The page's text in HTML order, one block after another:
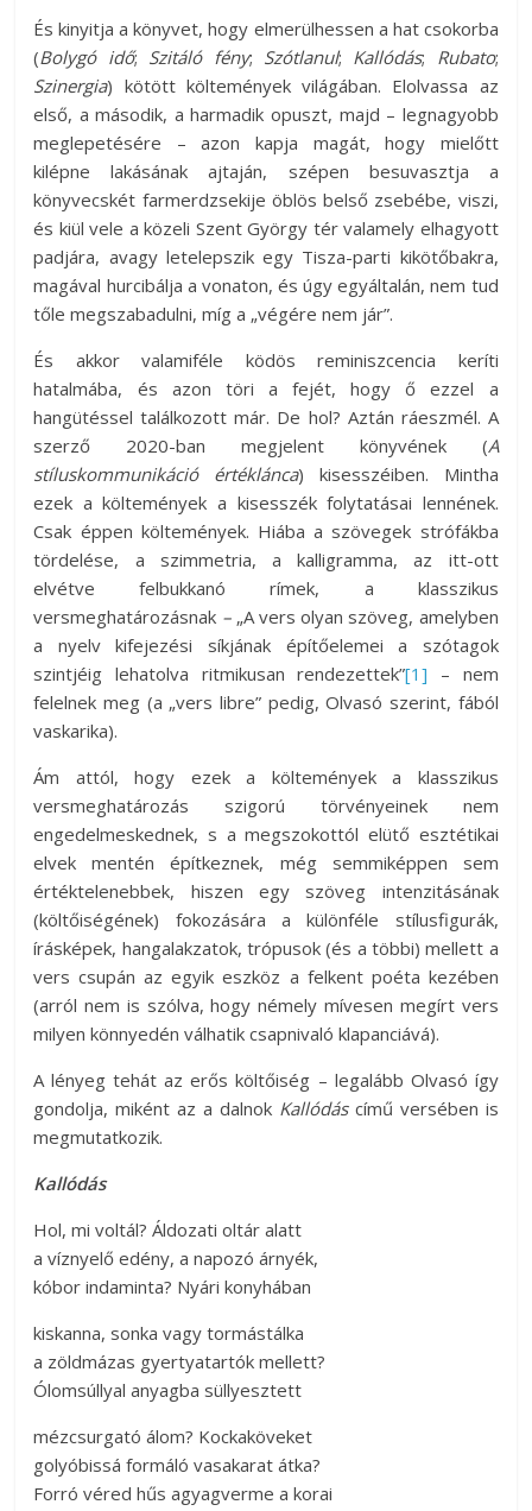
És kinyitja a könyvet, hogy elmerülhessen a hat csokorba
(Bolygó idő; Szitáló fény; Szótlanul; Kallódás; Rubato;
Szinergia) kötött költemények világában. Elolvassa az
első, a második, a harmadik opuszt, majd – legnagyobb
meglepetésére – azon kapja magát, hogy mielőtt
kilépne lakásának ajtaján, szépen besuvasztja a
könyvecskét farmerdzsekije öblös belső zsebébe, viszi,
és kiül vele a közeli Szent György tér valamely elhagyott
padjára, avagy letelepszik egy Tisza-parti kikötőbakra,
magával hurcibálja a vonaton, és úgy egyáltalán, nem tud
tőle megszabadulni, míg a „végére nem jár”.
És akkor valamiféle ködös reminiszcencia keríti
hatalmába, és azon töri a fejét, hogy ő ezzel a
hangütéssel találkozott már. De hol? Aztán ráeszmél. A
szerző 2020-ban megjelent könyvének (A
stíluskommunikáció értéklánca) kisesszéiben. Mintha
ezek a költemények a kisesszék folytatásai lennének.
Csak éppen költemények. Hiába a szövegek strófákba
tördelése, a szimmetria, a kalligramma, az itt-ott
elvétve felbukkanó rímek, a klasszikus
versmeghatározásnak – „A vers olyan szöveg, amelyben
a nyelv kifejezési síkjának építőelemei a szótagok
szintjéig lehatolva ritmikusan rendezettek”[1] ­ – nem
felelnek meg (a „vers libre” pedig, Olvasó szerint, fából
vaskarika).
Ám attól, hogy ezek a költemények a klasszikus
versmeghatározás szigorú törvényeinek nem
engedelmeskednek, s a megszokottól elütő esztétikai
elvek mentén építkeznek, még semmiképpen sem
értéktelenebbek, hiszen egy szöveg intenzitásának
(költőiségének) fokozására a különféle stílusfigurák,
írásképek, hangalakzatok, trópusok (és a többi) mellett a
vers csupán az egyik eszköz a felkent poéta kezében
(arról nem is szólva, hogy némely mívesen megírt vers
milyen könnyedén válhatik csapnivaló klapanciává).
A lényeg tehát az erős költőiség – legalább Olvasó így
gondolja, miként az a dalnok Kallódás című versében is
megmutatkozik.
Kallódás
Hol, mi voltál? Áldozati oltár alatt
a víznyelő edény, a napozó árnyék,
kóbor indaminta? Nyári konyhában
kiskanna, sonka vagy tormástálka
a zöldmázas gyertyatartók mellett?
Ólomsúllyal anyagba süllyesztett
mézcsurgató álom? Kockaköveket
golyóbissá formáló vasakarat átka?
Forró véred hűs agyagverme a korai